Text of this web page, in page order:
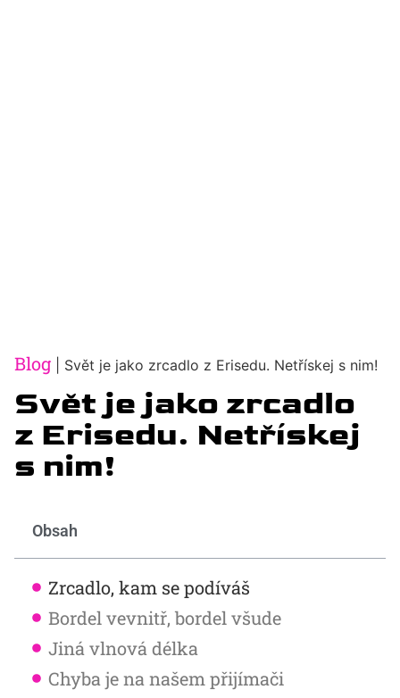
Blog Svět je jako zrcadlo z Erisedu. Netřískej s nim!
Svět je jako zrcadlo
z Erisedu. Netřískej
s nim!
Obsah
Zrcadlo, kam se podíváš
Bordel vevnitř, bordel všude
Jiná vlnová délka
Chyba je na našem přijímači